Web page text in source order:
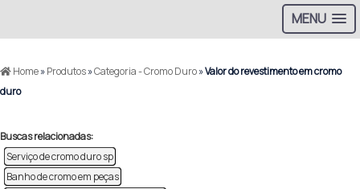
MENU
Home»Produtos»Categoria - Cromo Duro»Valor do revestimento em cromo
duro
Buscas relacionadas:
Serviço de cromo duro sp
Banho de cromo em peças